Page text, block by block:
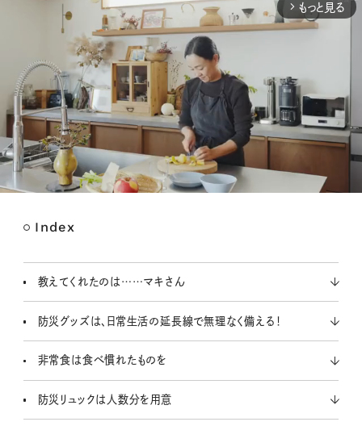
arrow_forward_ios もっと見る
Index
教えてくれたのは……マキさん
防災グッズは、日常生活の延長線で無理なく備える！
非常食は食べ慣れたものを
防災リュックは人数分を用意